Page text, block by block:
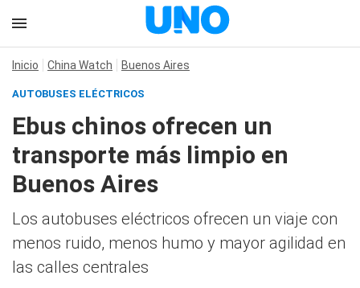
Inicio China Watch Buenos Aires
AUTOBUSES ELÉCTRICOS
Ebus chinos ofrecen un
transporte más limpio en
Buenos Aires
Los autobuses eléctricos ofrecen un viaje con
menos ruido, menos humo y mayor agilidad en
las calles centrales